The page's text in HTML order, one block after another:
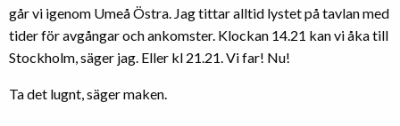
går vi igenom Umeå Östra. Jag tittar alltid lystet på tavlan med
tider för avgångar och ankomster. Klockan 14.21 kan vi åka till
Stockholm, säger jag. Eller kl 21.21. Vi far! Nu!
Ta det lugnt, säger maken.